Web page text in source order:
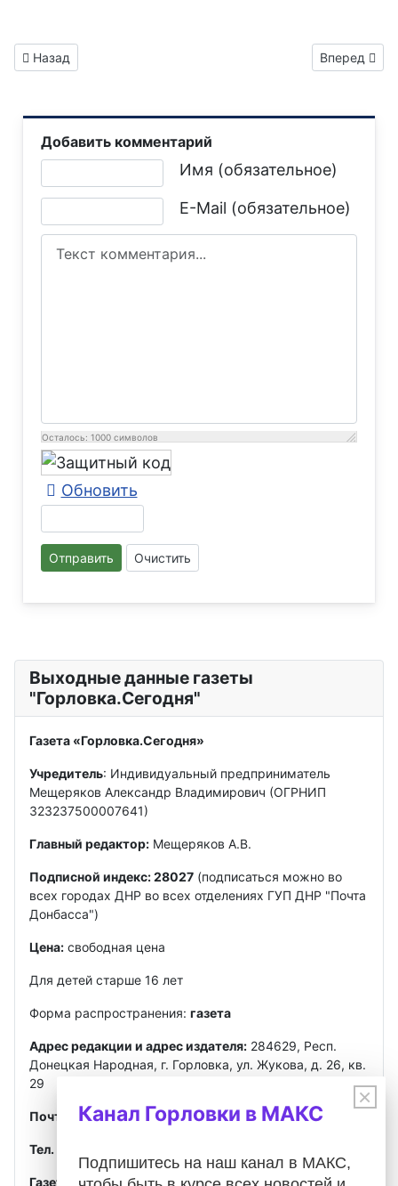
Предыдущий: Газета "Горловка.Сегодня" выпуск №307
Назад Следующий:
Вперед
Добавить комментарий
Имя (обязательное)
E-Mail (обязательное)
Текст комментария
Осталось: 1000 символов
Обновить
Отправить Очистить
Выходные данные газеты
"Горловка.Сегодня"
Газета «Горловка.Сегодня»
Учредитель: Индивидуальный предприниматель
Мещеряков Александр Владимирович (ОГРНИП
323237500007641)
Главный редактор: Мещеряков А.В.
Подписной индекс: 28027 (подписаться можно во
всех городах ДНР во всех отделениях ГУП ДНР "Почта
Донбасса")
Цена: свободная цена
Для детей старше 16 лет
Форма распространения: газета
Адрес редакции и адрес издателя: 284629, Респ.
Донецкая Народная, г. Горловка, ул. Жукова, д. 26, кв.
29
Почта gorlovkasegodnya@ya.ru
Тел. ред.:
Газета зарегистрированаФедеральной службой по
×
Канал Горловки в МАКС
Подпишитесь на наш канал в МАКС,